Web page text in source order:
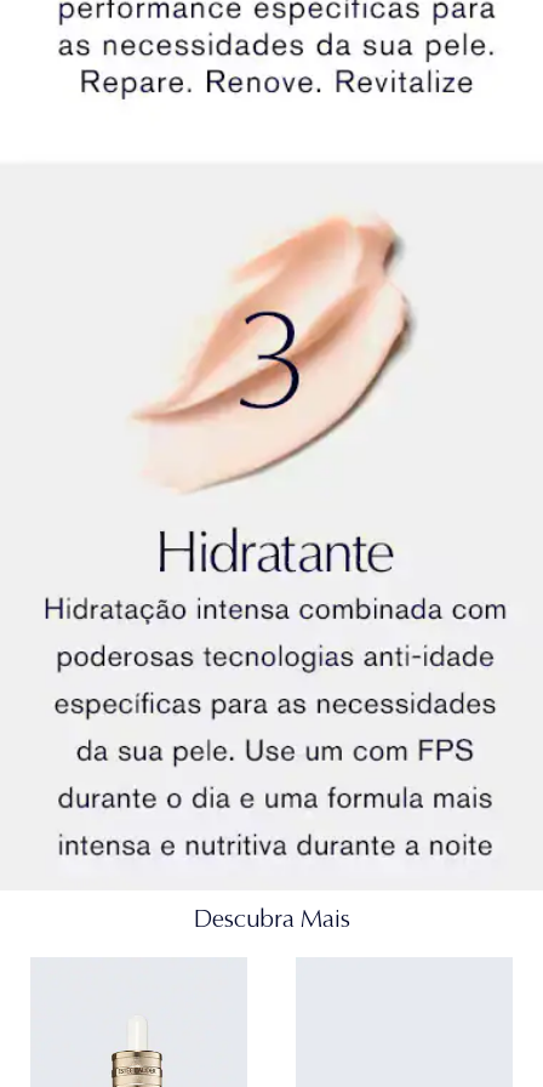
antioxidantes ajuda a defender a pele contra os
efeitos daninos dos raios UVA/UVB e putros danos
causados pelo meio ambiente.
Por que usar um hidratante com FPS? Proteger sua
INGREDIENTES POTENCILIZADORES DE
Tecnologia Collagen-Boosting
Nossa fórmula combina nossos ingredientes naturais
com a tecnologia Collagen-Boosting para ajudar a
reacender o poder da pele e deixá-la mais firme e com
aparência mais elevada.
A natureza em sua forma mais poderosa. Os
cientistas da Estée Lauder descobriram que as flores
de Hibiscus sinensis colhidas no início do dia
possuem a maior atividade de aumento de colágeno.
Por essa razão, coletamos flores selecionadas pela
manhã para obter o máximo de potência e, em um
processo que leva 83 dias da colheita à fabricação,
criamos nosso extrato que ajuda a estimular
Exclusivo Extrato de Moringa
Moringa é um dos ingredientes mais eficazes do
Poder da Juventude que já descobrimos. Nosso
Descubra Mais